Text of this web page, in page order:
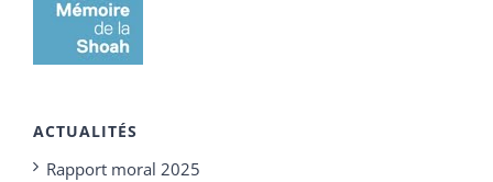
ACTUALITÉS
Rapport moral 2025